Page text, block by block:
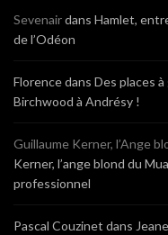
Sevenairdans Hamlet,
de l’Odéon
Florencedans Des places
Birchwood à Andrésy !
Guillaume Kerner, l’Ange
Kerner, l’ange blond du
professionnel
Pascal Couzinet dans